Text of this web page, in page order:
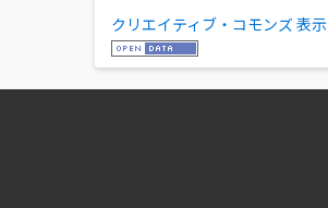
クリエイティブ・コモンズ 表示